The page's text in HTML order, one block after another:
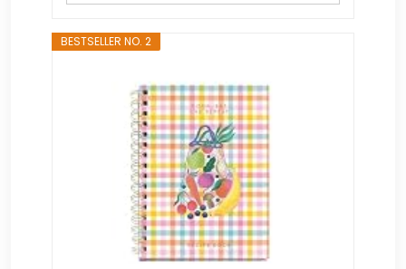
BESTSELLER NO. 2